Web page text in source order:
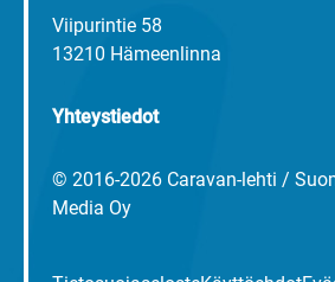
Viipurintie 58
13210 Hämeenlinna
Yhteystiedot
© 2016-2026 Caravan-lehti /
Media Oy